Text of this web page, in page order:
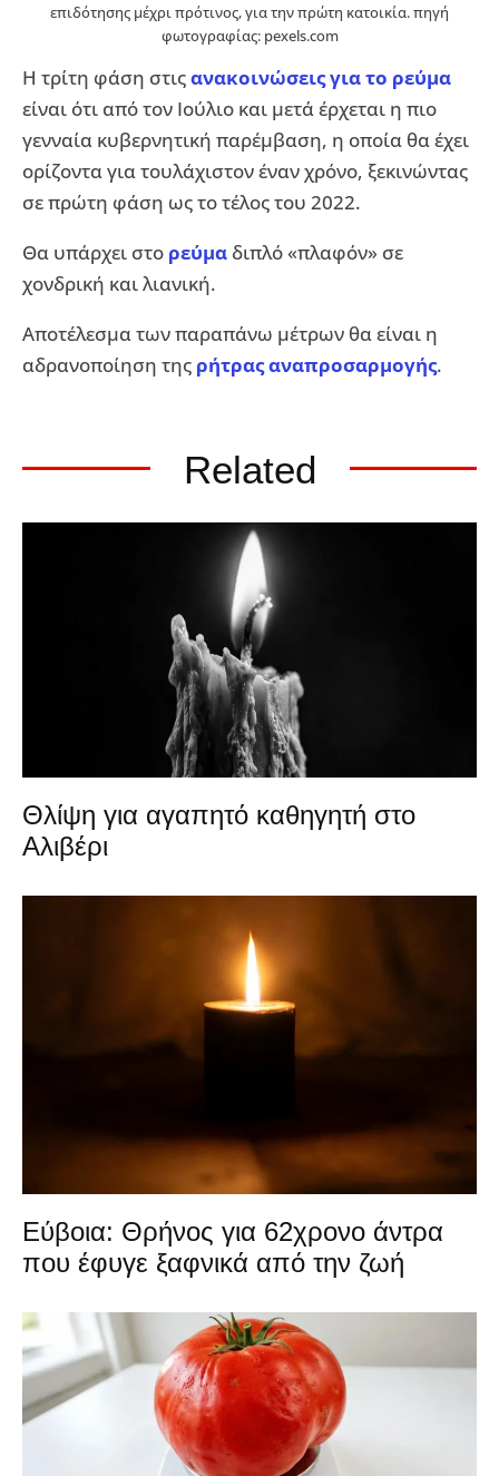
επιδότησης μέχρι πρότινος, για την πρώτη κατοικία. πηγή
φωτογραφίας: pexels.com
Η τρίτη φάση στιςανακοινώσεις για το ρεύμα
είναι ότι από τον Ιούλιο και μετά έρχεται η πιο
γενναία κυβερνητική παρέμβαση, η οποία θα έχει
ορίζοντα για τουλάχιστον έναν χρόνο, ξεκινώντας
σε πρώτη φάση ως το τέλος του 2022.
Θα υπάρχει στο ρεύμα διπλό «πλαφόν» σε
χονδρική και λιανική.
Αποτέλεσμα των παραπάνω μέτρων θα είναι η
αδρανοποίηση της ρήτρας αναπροσαρμογής.
Related
Θλίψη για αγαπητό καθηγητή στο
Αλιβέρι
Εύβοια: Θρήνος για 62χρονο άντρα
που έφυγε ξαφνικά από την ζωή